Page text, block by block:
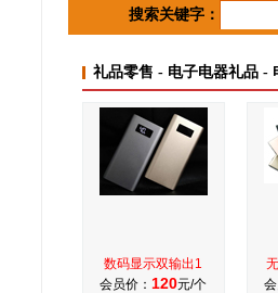
搜索关键字：
礼品零售 - 电子电器礼品 -
数码显示双输出1
会员价： 120元/个